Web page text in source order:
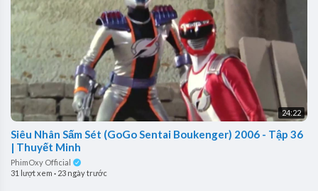
24:22
Siêu Nhân Sấm Sét (GoGo Sentai Boukenger) 2006 - Tập 36
| Thuyết Minh
PhimOxy Official
31 lượt xem · 23 ngày trước